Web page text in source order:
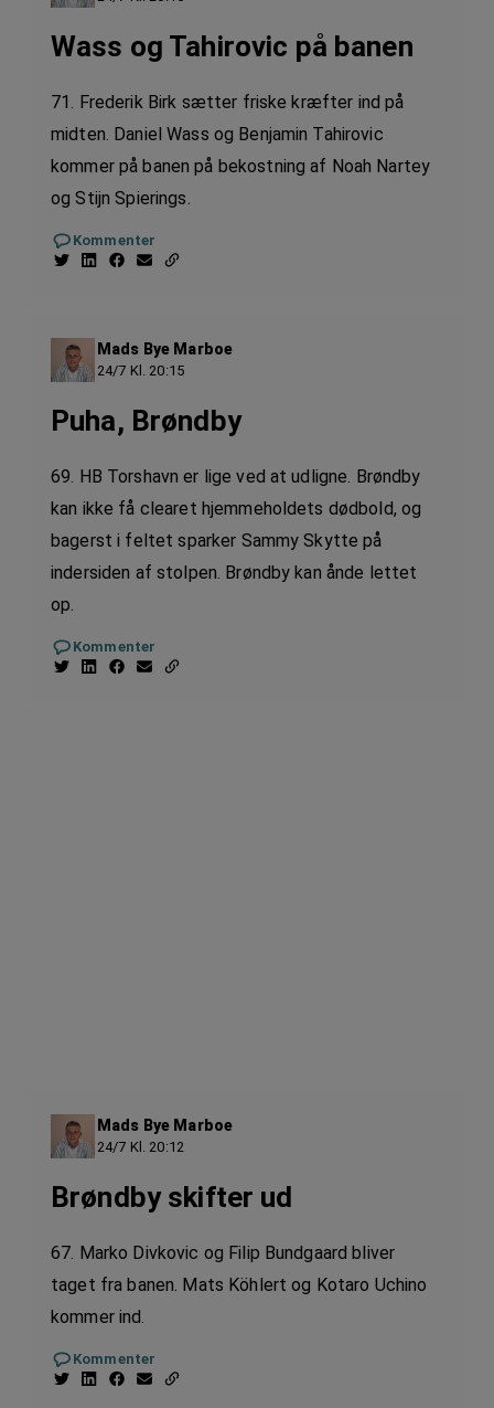
Wass og Tahirovic på banen
71. Frederik Birk sætter friske kræfter ind på
midten. Daniel Wass og Benjamin Tahirovic
kommer på banen på bekostning af Noah Nartey
og Stijn Spierings.
Kommenter
24/7 Kl. 20:15
Mads Bye Marboe
Puha, Brøndby
69. HB Torshavn er lige ved at udligne. Brøndby
kan ikke få clearet hjemmeholdets dødbold, og
bagerst i feltet sparker Sammy Skytte på
indersiden af stolpen. Brøndby kan ånde lettet
op.
Kommenter
24/7 Kl. 20:12
Mads Bye Marboe
Brøndby skifter ud
67. Marko Divkovic og Filip Bundgaard bliver
taget fra banen. Mats Köhlert og Kotaro Uchino
kommer ind.
Kommenter